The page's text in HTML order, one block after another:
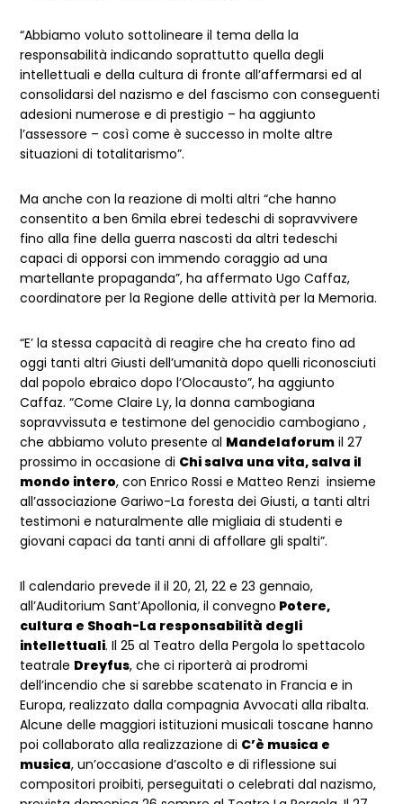
“Abbiamo voluto sottolineare il tema della la
responsabilità indicando soprattutto quella degli
intellettuali e della cultura di fronte all’affermarsi ed al
consolidarsi del nazismo e del fascismo con conseguenti
adesioni numerose e di prestigio – ha aggiunto
l’assessore – così come è successo in molte altre
situazioni di totalitarismo”.
Ma anche con la reazione di molti altri “che hanno
consentito a ben 6mila ebrei tedeschi di sopravvivere
fino alla fine della guerra nascosti da altri tedeschi
capaci di opporsi con immendo coraggio ad una
martellante propaganda”, ha affermato Ugo Caffaz,
coordinatore per la Regione delle attività per la Memoria.
“E’ la stessa capacità di reagire che ha creato fino ad
oggi tanti altri Giusti dell’umanità dopo quelli riconosciuti
dal popolo ebraico dopo l’Olocausto”, ha aggiunto
Caffaz. “Come Claire Ly, la donna cambogiana
sopravvissuta e testimone del genocidio cambogiano ,
che abbiamo voluto presente al Mandelaforum il 27
prossimo in occasione di Chi salva una vita, salva il
mondo intero, con Enrico Rossi e Matteo Renzi insieme
all’associazione Gariwo-La foresta dei Giusti, a tanti altri
testimoni e naturalmente alle migliaia di studenti e
giovani capaci da tanti anni di affollare gli spalti”.
Il calendario prevede il il 20, 21, 22 e 23 gennaio,
all’Auditorium Sant’Apollonia, il convegno Potere,
cultura e Shoah-La responsabilità degli
intellettuali. Il 25 al Teatro della Pergola lo spettacolo
teatrale Dreyfus, che ci riporterà ai prodromi
dell’incendio che si sarebbe scatenato in Francia e in
Europa, realizzato dalla compagnia Avvocati alla ribalta.
Alcune delle maggiori istituzioni musicali toscane hanno
poi collaborato alla realizzazione di C’è musica e
musica, un’occasione d’ascolto e di riflessione sui
compositori proibiti, perseguitati o celebrati dal nazismo,